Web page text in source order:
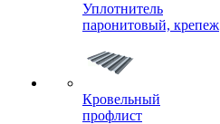
Уплотнитель
паронитовый, крепеж
Кровельный
профлист